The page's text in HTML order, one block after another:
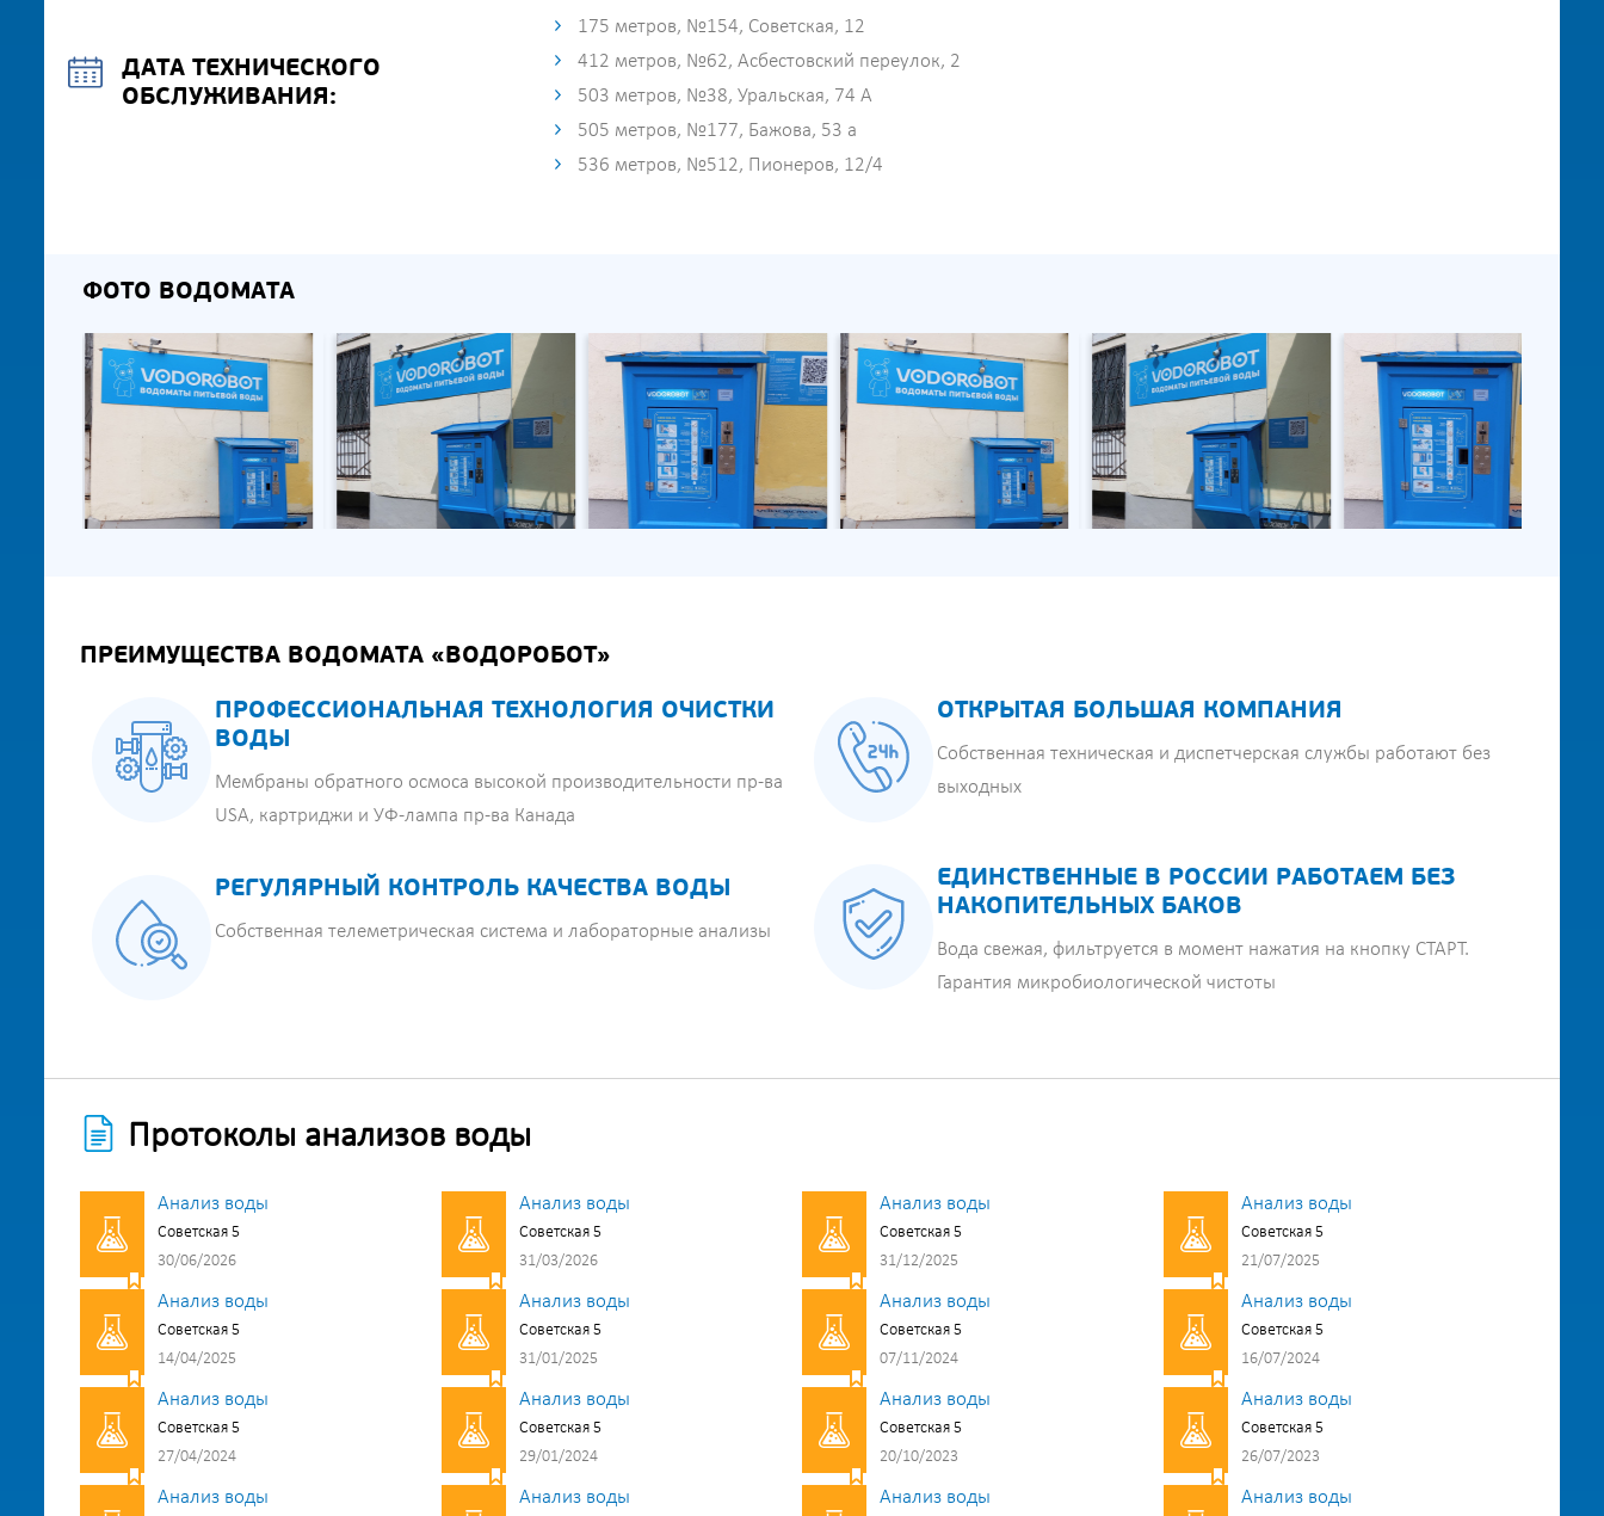
ДАТА ТЕХНИЧЕСКОГО
ОБСЛУЖИВАНИЯ:
175 метров, №154, Советская, 12
412 метров, №62, Асбестовский переулок, 2
503 метров, №38, Уральская, 74 А
505 метров, №177, Бажова, 53 а
536 метров, №512, Пионеров, 12/4
ФОТО ВОДОМАТА
ПРЕИМУЩЕСТВА ВОДОМАТА «ВОДОРОБОТ»
ПРОФЕССИОНАЛЬНАЯ ТЕХНОЛОГИЯ ОЧИСТКИ
ВОДЫ
Мембраны обратного осмоса высокой производительности пр-ва
USA, картриджи и УФ-лампа пр-ва Канада
РЕГУЛЯРНЫЙ КОНТРОЛЬ КАЧЕСТВА ВОДЫ
Собственная телеметрическая система и лабораторные анализы
ОТКРЫТАЯ БОЛЬШАЯ КОМПАНИЯ
Собственная техническая и диспетчерская службы работают без
выходных
ЕДИНСТВЕННЫЕ В РОССИИ РАБОТАЕМ БЕЗ
НАКОПИТЕЛЬНЫХ БАКОВ
Вода свежая, фильтруется в момент нажатия на кнопку СТАРТ.
Гарантия микробиологической чистоты
Протоколы анализов воды
Анализ воды
Советская 5
30/06/2026
Анализ воды
Советская 5
31/03/2026
Анализ воды
Советская 5
31/12/2025
Анализ воды
Советская 5
21/07/2025
Анализ воды
Советская 5
14/04/2025
Анализ воды
Советская 5
31/01/2025
Анализ воды
Советская 5
07/11/2024
Анализ воды
Советская 5
16/07/2024
Анализ воды
Советская 5
27/04/2024
Анализ воды
Советская 5
29/01/2024
Анализ воды
Советская 5
20/10/2023
Анализ воды
Советская 5
26/07/2023
Анализ воды Анализ воды Анализ воды Анализ воды